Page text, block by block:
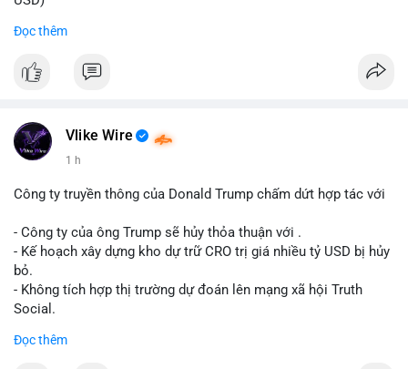
Khối lượng 12.1 BTC tương đương gần 786 nghìn USD được di
Động thái này có thể là bước chuẩn bị thanh khoản để bán ra,
hoặc tái phân bổ tài sản giữa các ví nóng nhằm tối ưu phí giao
thấy cá voi đang thăm dò thanh khoản thị trường trước khi có
Lời khuyên cho nhà đầu tư nhỏ lẻ: Theo dõi xác nhận giao dịch
và dòng tiền tiếp theo từ ví nguồn. Khối lượng này chưa đủ tạo
áp lực bán mạnh, nhưng nếu xuất hiện thêm 2-3 giao dịch
tương tự trong 24 giờ tới, khả năng cao là sóng điều chỉnh
ở vùng giá hiện tại.
Đọc thêm
Vlike Wire
1 h
Công ty truyền thông của Donald Trump chấm dứt hợp tác với
- Công ty của ông Trump sẽ hủy thỏa thuận với .
- Kế hoạch xây dựng kho dự trữ CRO trị giá nhiều tỷ USD bị hủy
bỏ.
- Không tích hợp thị trường dự đoán lên mạng xã hội Truth
Social.
#binancesquare
Đọc thêm